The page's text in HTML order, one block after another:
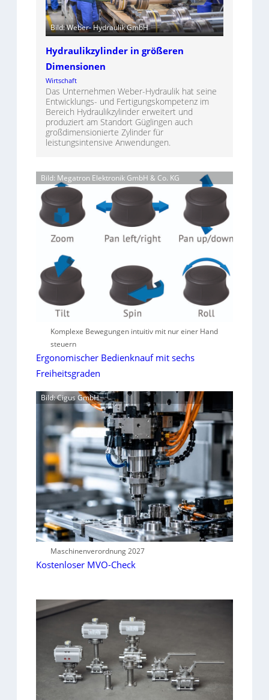
Bild: Weber- Hydraulik GmbH
Hydraulikzylinder in größeren
Dimensionen
Wirtschaft
Das Unternehmen Weber-Hydraulik hat seine
Entwicklungs- und Fertigungskompetenz im
Bereich Hydraulikzylinder erweitert und
produziert am Standort Güglingen auch
großdimensionierte Zylinder für
leistungsintensive Anwendungen.
Bild: Megatron Elektronik GmbH & Co. KG
Komplexe Bewegungen intuitiv mit nur einer Hand
steuern
Ergonomischer Bedienknauf mit sechs
Freiheitsgraden
Bild: Cigus GmbH
Maschinenverordnung 2027
Kostenloser MVO-Check